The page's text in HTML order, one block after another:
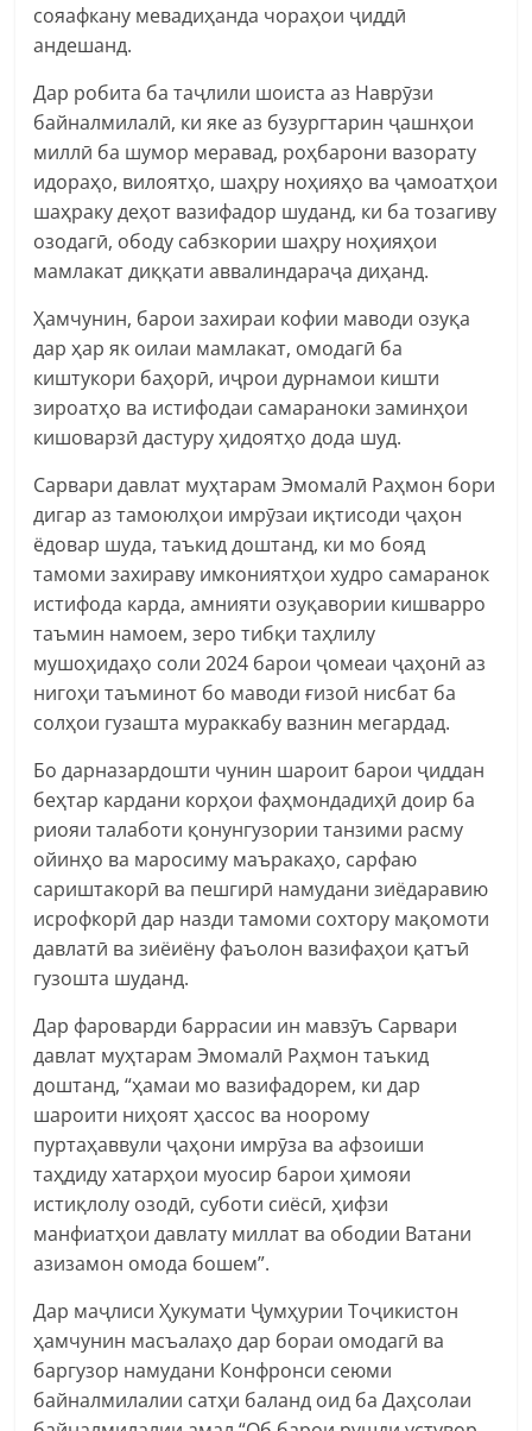
сояафкану мевадиҳанда чораҳои ҷиддӣ
андешанд.
Дар робита ба таҷлили шоиста аз Наврӯзи
байналмилалӣ, ки яке аз бузургтарин ҷашнҳои
миллӣ ба шумор меравад, роҳбарони вазорату
идораҳо, вилоятҳо, шаҳру ноҳияҳо ва ҷамоатҳои
шаҳраку деҳот вазифадор шуданд, ки ба тозагиву
озодагӣ, ободу сабзкории шаҳру ноҳияҳои
мамлакат диққати аввалиндараҷа диҳанд.
Ҳамчунин, барои захираи кофии маводи озуқа
дар ҳар як оилаи мамлакат, омодагӣ ба
киштукори баҳорӣ, иҷрои дурнамои кишти
зироатҳо ва истифодаи самараноки заминҳои
кишоварзӣ дастуру ҳидоятҳо дода шуд.
Сарвари давлат муҳтарам Эмомалӣ Раҳмон бори
дигар аз тамоюлҳои имрӯзаи иқтисоди ҷаҳон
ёдовар шуда, таъкид доштанд, ки мо бояд
тамоми захираву имкониятҳои худро самаранок
истифода карда, амнияти озуқавории кишварро
таъмин намоем, зеро тибқи таҳлилу
мушоҳидаҳо соли 2024 барои ҷомеаи ҷаҳонӣ аз
нигоҳи таъминот бо маводи ғизоӣ нисбат ба
солҳои гузашта мураккабу вазнин мегардад.
Бо дарназардошти чунин шароит барои ҷиддан
беҳтар кардани корҳои фаҳмондадиҳӣ доир ба
риояи талаботи қонунгузории танзими расму
ойинҳо ва маросиму маъракаҳо, сарфаю
сариштакорӣ ва пешгирӣ намудани зиёдаравию
исрофкорӣ дар назди тамоми сохтору мақомоти
давлатӣ ва зиёиёну фаъолон вазифаҳои қатъӣ
гузошта шуданд.
Дар фароварди баррасии ин мавзӯъ Сарвари
давлат муҳтарам Эмомалӣ Раҳмон таъкид
доштанд, “ҳамаи мо вазифадорем, ки дар
шароити ниҳоят ҳассос ва ноорому
пуртаҳаввули ҷаҳони имрӯза ва афзоиши
таҳдиду хатарҳои муосир барои ҳимояи
истиқлолу озодӣ, суботи сиёсӣ, ҳифзи
манфиатҳои давлату миллат ва ободии Ватани
азизамон омода бошем”.
Дар маҷлиси Ҳукумати Ҷумҳурии Тоҷикистон
ҳамчунин масъалаҳо дар бораи омодагӣ ва
баргузор намудани Конфронси сеюми
байналмилалии сатҳи баланд оид ба Даҳсолаи